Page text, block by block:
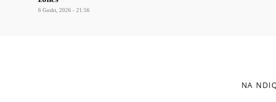
6 Gusht, 2026 - 21:56
NA